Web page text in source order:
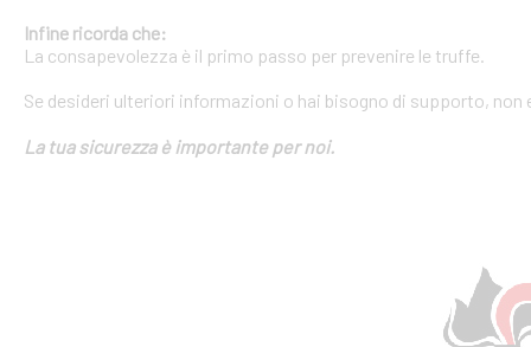
Infine ricorda che:
La consapevolezza è il primo passo per prevenire le truffe.
Se desideri ulteriori informazioni o hai bisogno di supporto,
La tua sicurezza è importante per noi.